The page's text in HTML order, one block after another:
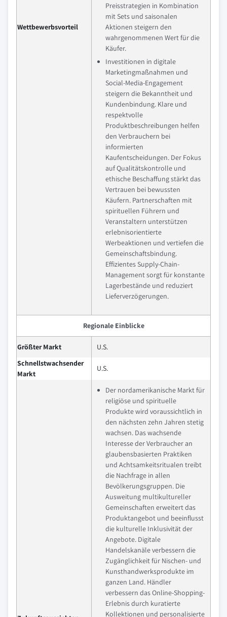
Wettbewerbsvorteil
Preisstrategien in Kombination
mit Sets und saisonalen
Aktionen steigern den
wahrgenommenen Wert für die
Käufer.
Investitionen in digitale
Marketingmaßnahmen und
Social-Media-Engagement
steigern die Bekanntheit und
Kundenbindung. Klare und
respektvolle
Produktbeschreibungen helfen
den Verbrauchern bei
informierten
Kaufentscheidungen. Der Fokus
auf Qualitätskontrolle und
ethische Beschaffung stärkt das
Vertrauen bei bewussten
Käufern. Partnerschaften mit
spirituellen Führern und
Veranstaltern unterstützen
erlebnisorientierte
Werbeaktionen und vertiefen die
Gemeinschaftsbindung.
Effizientes Supply-Chain-
Management sorgt für konstante
Lagerbestände und reduziert
Lieferverzögerungen.
Regionale Einblicke
Größter Markt
U.S.
Schnellstwachsender
Markt
U.S.
Der nordamerikanische Markt für
religiöse und spirituelle
Produkte wird voraussichtlich in
den nächsten zehn Jahren stetig
wachsen. Das wachsende
Interesse der Verbraucher an
glaubensbasierten Praktiken
und Achtsamkeitsritualen treibt
die Nachfrage in allen
Bevölkerungsgruppen. Die
Ausweitung multikultureller
Gemeinschaften erweitert das
Produktangebot und beeinflusst
die kulturelle Inklusivität der
Angebote. Digitale
Handelskanäle verbessern die
Zugänglichkeit für Nischen- und
Kunsthandwerksprodukte im
ganzen Land. Händler
verbessern das Online-Shopping-
Erlebnis durch kuratierte
Kollektionen und personalisierte